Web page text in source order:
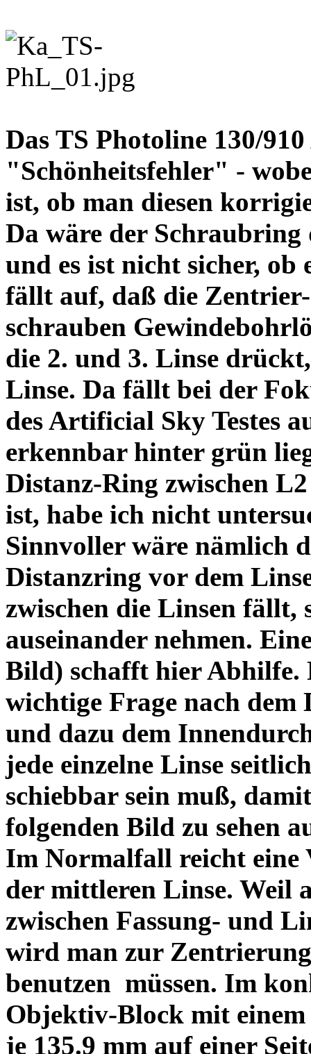
Das TS Photoline 130/
"Schönheitsfehler" -
ist, ob man diesen
Da wäre der
und es ist nicht sicher,
fällt auf, daß die Zentrier-
schrauben
die 2. und 3. Linse
Linse. Da fällt bei der
des Artificial Sky Testes
erkennbar hinter grün
Distanz-Ring zwischen
ist, habe ich nicht
Sinnvoller wäre nämlich
Distanzring vor dem
zwischen die Linsen fällt,
auseinander nehmen.
Bild) schafft hier Abhilfe.
wichtige Frage nach dem
und dazu dem
jede einzelne Linse
schiebbar sein muß,
folgenden Bild zu sehen
Im Normalfall reicht eine
der mittleren Linse. Weil
zwischen Fassung- und
wird man zur
benutzen müssen. Im
Objektiv-Block mit einem
je 135.9 mm auf einer